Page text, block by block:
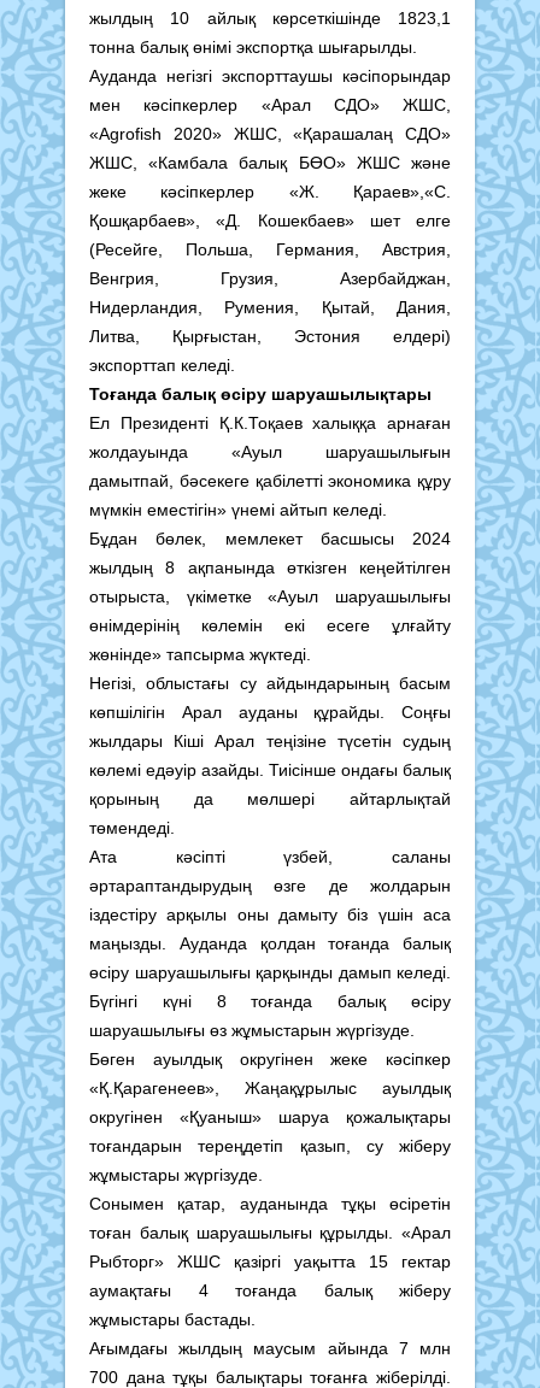
жылдың 10 айлық көрсеткішінде 1823,1
тонна балық өнімі экспортқа шығарылды.
Ауданда негізгі экспорттаушы кәсіпорындар
мен кәсіпкерлер «Арал СДО» ЖШС,
«Agrofish 2020» ЖШС, «Қарашалаң СДО»
ЖШС, «Камбала балық БӨО» ЖШС және
жеке кәсіпкерлер «Ж. Қараев»,«С.
Қошқарбаев», «Д. Кошекбаев» шет елге
(Ресейге, Польша, Германия, Австрия,
Венгрия, Грузия, Азербайджан,
Нидерландия, Румения, Қытай, Дания,
Литва, Қырғыстан, Эстония елдері)
экспорттап келеді.
Тоғанда балық өсіру шаруашылықтары
Ел Президенті Қ.К.Тоқаев халыққа арнаған
жолдауында «Ауыл шаруашылығын
дамытпай, бәсекеге қабілетті экономика құру
мүмкін еместігін» үнемі айтып келеді.
Бұдан бөлек, мемлекет басшысы 2024
жылдың 8 ақпанында өткізген кеңейтілген
отырыста, үкіметке «Ауыл шаруашылығы
өнімдерінің көлемін екі есеге ұлғайту
жөнінде» тапсырма жүктеді.
Негізі, облыстағы су айдындарының басым
көпшілігін Арал ауданы құрайды. Соңғы
жылдары Кіші Арал теңізіне түсетін судың
көлемі едәуір азайды. Тиісінше ондағы балық
қорының да мөлшері айтарлықтай
төмендеді.
Ата кәсіпті үзбей, саланы
әртараптандырудың өзге де жолдарын
іздестіру арқылы оны дамыту біз үшін аса
маңызды. Ауданда қолдан тоғанда балық
өсіру шаруашылығы қарқынды дамып келеді.
Бүгінгі күні 8 тоғанда балық өсіру
шаруашылығы өз жұмыстарын жүргізуде.
Бөген ауылдық округінен жеке кәсіпкер
«Қ.Қарагенеев», Жаңақұрылыс ауылдық
округінен «Қуаныш» шаруа қожалықтары
тоғандарын тереңдетіп қазып, су жіберу
жұмыстары жүргізуде.
Сонымен қатар, ауданында тұқы өсіретін
тоған балық шаруашылығы құрылды. «Арал
Рыбторг» ЖШС қазіргі уақытта 15 гектар
аумақтағы 4 тоғанда балық жіберу
жұмыстары бастады.
Ағымдағы жылдың маусым айында 7 млн
700 дана тұқы балықтары тоғанға жіберілді.